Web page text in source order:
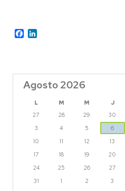
Facebook
Agosto 2026
L M M J
27
28 29 30
3
4 5 6
10
11 12 13
17
18 19 20
24
25 26 27
31
1 2 3